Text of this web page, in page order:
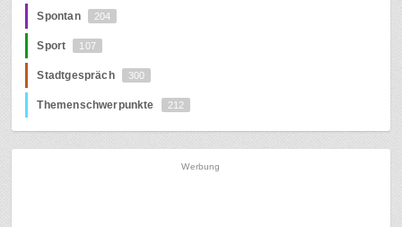
Spontan 204
Sport 107
Stadtgespräch 300
Themenschwerpunkte 212
Werbung